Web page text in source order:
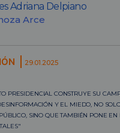
Adriana Delpiano
Arce
29.01.2025
PRESIDENCIAL CONSTRUYE SU
Y EL MIEDO, NO
SINO QUE TAMBIÉN PONE EN